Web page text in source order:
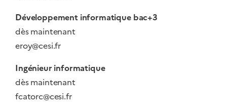
Développement informatique bac+3
dès maintenant
eroy@cesi.fr
Ingénieur informatique
dès maintenant
fcatorc@cesi.fr